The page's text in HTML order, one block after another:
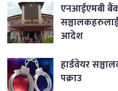
एनआईएमबी
सञ्चालकहरुलाई
आदेश
हार्डवेयर
पक्राउ